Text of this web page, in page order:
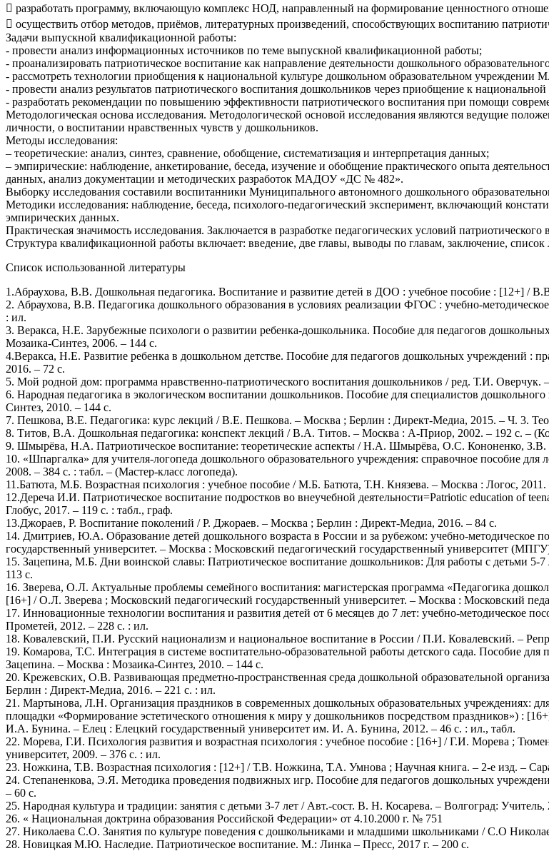
 разработать программу, включающую комплекс НОД, направленный на формирование ценностного
 осуществить отбор методов, приёмов, литературных произведений, способствующих воспитанию
Задачи выпускной квалификационной работы:
- провести анализ информационных источников по теме выпускной квалификационной работы;
- проанализировать патриотическое воспитание как направление деятельности дошкольного
- рассмотреть технологии приобщения к национальной культуре дошкольном образовательном
- провести анализ результатов патриотического воспитания дошкольников через приобщение к
- разработать рекомендации по повышению эффективности патриотического воспитания при помощи
Методологическая основа исследования. Методологической основой исследования являются ведущие
личности, о воспитании нравственных чувств у дошкольников.
Методы исследования:
– теоретические: анализ, синтез, сравнение, обобщение, систематизация и интерпретация данных;
– эмпирические: наблюдение, анкетирование, беседа, изучение и обобщение практического опыта
данных, анализ документации и методических разработок МАДОУ «ДС № 482».
Выборку исследования составили воспитанники Муниципального автономного дошкольного
Методики исследования: наблюдение, беседа, психолого-педагогический эксперимент, включающий
эмпирических данных.
Практическая значимость исследования. Заключается в разработке педагогических условий
Структура квалификационной работы включает: введение, две главы, выводы по главам, заключение,
Список использованной литературы
1.Абраухова, В.В. Дошкольная педагогика. Воспитание и развитие детей в ДОО : учебное пособие : [12+] /
2. Абраухова, В.В. Педагогика дошкольного образования в условиях реализации ФГОС : учебно-
: ил.
3. Веракса, Н.Е. Зарубежные психологи о развитии ребенка-дошкольника. Пособие для педагогов
Мозаика-Синтез, 2006. – 144 с.
4.Веракса, Н.Е. Развитие ребенка в дошкольном детстве. Пособие для педагогов дошкольных учреждений :
2016. – 72 с.
5. Мой родной дом: программа нравственно-патриотического воспитания дошкольников / ред. Т.И. Оверчук.
6. Народная педагогика в экологическом воспитании дошкольников. Пособие для специалистов
Синтез, 2010. – 144 с.
7. Пешкова, В.Е. Педагогика: курс лекций / В.Е. Пешкова. – Москва ; Берлин : Директ-Медиа, 2015. – Ч. 3.
8. Титов, В.А. Дошкольная педагогика: конспект лекций / В.А. Титов. – Москва : А-Приор, 2002. – 192 с. –
9. Шмырёва, Н.А. Патриотическое воспитание: теоретические аспекты / Н.А. Шмырёва, О.С. Кононенко, З.В.
10. «Шпаргалка» для учителя-логопеда дошкольного образовательного учреждения: справочное пособие
2008. – 384 с. : табл. – (Мастер-класс логопеда).
11.Батюта, М.Б. Возрастная психология : учебное пособие / М.Б. Батюта, Т.Н. Князева. – Москва : Логос, 2011.
12.Дереча И.И. Патриотическое воспитание подростков во внеучебной деятельности=Patriotic education of
Глобус, 2017. – 119 с. : табл., граф.
13.Джораев, Р. Воспитание поколений / Р. Джораев. – Москва ; Берлин : Директ-Медиа, 2016. – 84 с.
14. Дмитриев, Ю.А. Образование детей дошкольного возраста в России и за рубежом: учебно-
государственный университет. – Москва : Московский педагогический государственный университет
15. Зацепина, М.Б. Дни воинской славы: Патриотическое воспитание дошкольников: Для работы с детьми
113 с.
16. Зверева, О.Л. Актуальные проблемы семейного воспитания: магистерская программа «Педагогика
[16+] / О.Л. Зверева ; Московский педагогический государственный университет. – Москва : Московский
17. Инновационные технологии воспитания и развития детей от 6 месяцев до 7 лет: учебно-
Прометей, 2012. – 228 с. : ил.
18. Ковалевский, П.И. Русский национализм и национальное воспитание в России / П.И. Ковалевский. –
19. Комарова, Т.С. Интеграция в системе воспитательно-образовательной работы детского сада. Пособие
Зацепина. – Москва : Мозаика-Синтез, 2010. – 144 с.
20. Крежевских, О.В. Развивающая предметно-пространственная среда дошкольной образовательной
Берлин : Директ-Медиа, 2016. – 221 с. : ил.
21. Мартынова, Л.Н. Организация праздников в современных дошкольных образовательных учреждениях:
площадки «Формирование эстетического отношения к миру у дошкольников посредством праздников») :
И.А. Бунина. – Елец : Елецкий государственный университет им. И. А. Бунина, 2012. – 46 с. : ил., табл.
22. Морева, Г.И. Психология развития и возрастная психология : учебное пособие : [16+] / Г.И. Морева ;
университет, 2009. – 376 с. : ил.
23. Ножкина, Т.В. Возрастная психология : [12+] / Т.В. Ножкина, Т.А. Умнова ; Научная книга. – 2-е изд. –
24. Степаненкова, Э.Я. Методика проведения подвижных игр. Пособие для педагогов дошкольных
– 60 с.
25. Народная культура и традиции: занятия с детьми 3-7 лет / Авт.-сост. В. Н. Косарева. – Волгоград: Учитель,
26. « Национальная доктрина образования Российской Федерации» от 4.10.2000 г. № 751
27. Николаева С.О. Занятия по культуре поведения с дошкольниками и младшими школьниками / С.О
28. Новицкая М.Ю. Наследие. Патриотическое воспитание. М.: Линка – Пресс, 2017 г. – 200 с.